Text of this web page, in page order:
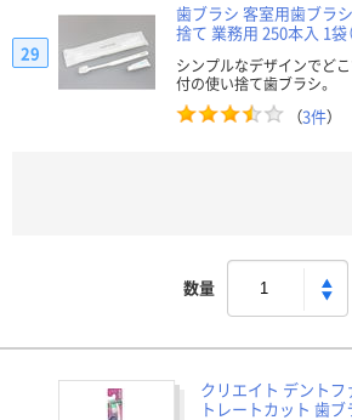
歯ブラシ 客室用歯ブラ
捨て 業務用 250本入 1袋
シンプルなデザインでど
付の使い捨て歯ブラシ。
（3件）
29
数量
クリエイト デント
トレートカット 歯ブ